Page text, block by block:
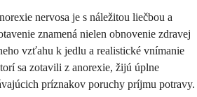
nervosa je s náležitou liečbou a
znamená nielen obnovenie zdravej
vzťahu k jedlu a realistické vnímanie
sa zotavili z anorexie, žijú úplne
príznakov poruchy príjmu potravy.